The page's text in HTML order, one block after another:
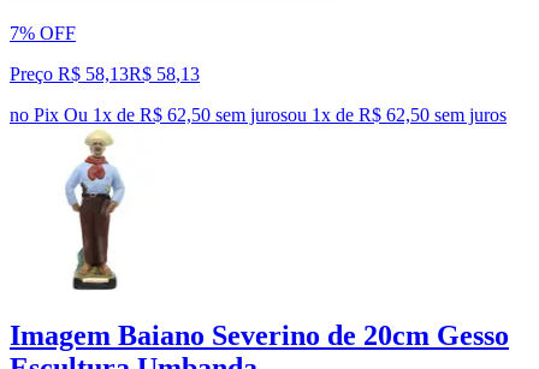
7% OFF
Preço R$ 58,13R$ 58,13
no Pix Ou 1x de R$ 62,50 sem jurosou 1x de R$ 62,50 sem juros
Imagem Baiano Severino de 20cm Gesso